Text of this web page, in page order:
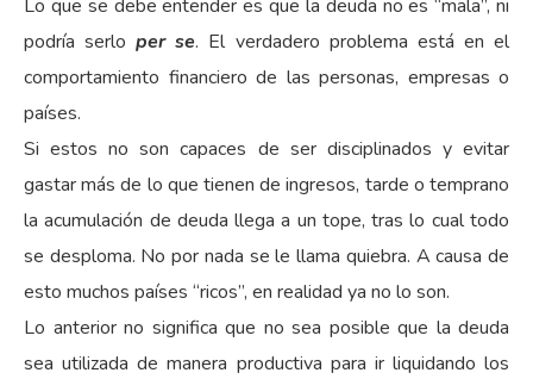
Lo que se debe entender es que la deuda no es “mala”, ni
podría serloper se. El verdadero problema está en el
comportamiento financiero de las personas, empresas o
países.
Si estos no son capaces de ser disciplinados y evitar
gastar más de lo que tienen de ingresos, tarde o temprano
la acumulación de deuda llega a un tope, tras lo cual todo
se desploma. No por nada se le llama quiebra. A causa de
esto muchos países “ricos”, en realidad ya no lo son.
Lo anterior no significa que no sea posible que la deuda
sea utilizada de manera productiva para ir liquidando los